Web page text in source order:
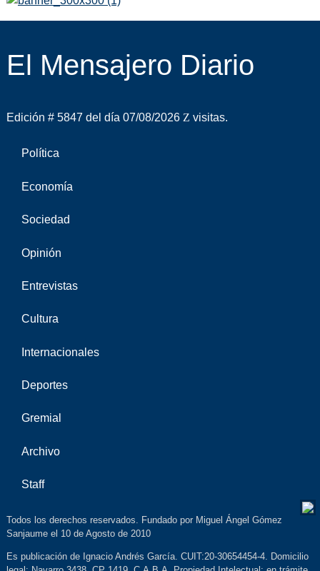
El Mensajero Diario
Edición # 5847 del día 07/08/2026 visitas.
Política
Economía
Sociedad
Opinión
Entrevistas
Cultura
Internacionales
Deportes
Gremial
Archivo
Staff
Todos los derechos reservados. Fundado por Miguel Ángel Gómez
Sanjaume el 10 de Agosto de 2010
Es publicación de Ignacio Andrés García. CUIT:20-30654454-4. Domicilio